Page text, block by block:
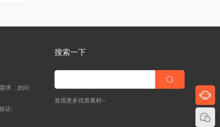
求，勿问
证:
搜索一下
发现更多优质素材~